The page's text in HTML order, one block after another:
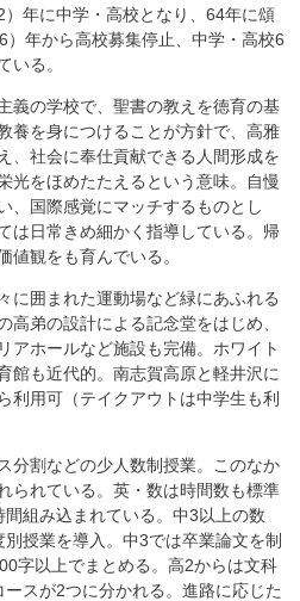
年に中学・高校となり、64年に頌
年から高校募集停止、中学・高校6
いる。
義の学校で、聖書の教えを徳育の基
養を身につけることが方針で、高雅
、社会に奉仕貢献できる人間形成を
光をほめたたえるという意味。自慢
、国際感覚にマッチするものとし
は日常きめ細かく指導している。帰
値観をも育んでいる。
に囲まれた運動場など緑にあふれる
高弟の設計による記念堂をはじめ、
アホールなど施設も完備。ホワイト
館も近代的。南志賀高原と軽井沢に
利用可（テイクアウトは中学生も利
分割などの少人数制授業。このなか
られている。英・数は時間数も標準
組み込まれている。中3以上の数
授業を導入。中3では卒業論文を制
字以上でまとめる。高2からは文科
スが2つに分かれる。進路に応じた